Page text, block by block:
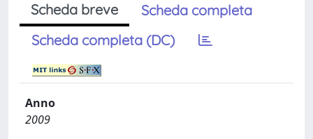
Scheda breve
Scheda completa
Scheda completa (DC)
Anno
2009